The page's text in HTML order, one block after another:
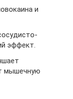
и
эффект.
мышечную